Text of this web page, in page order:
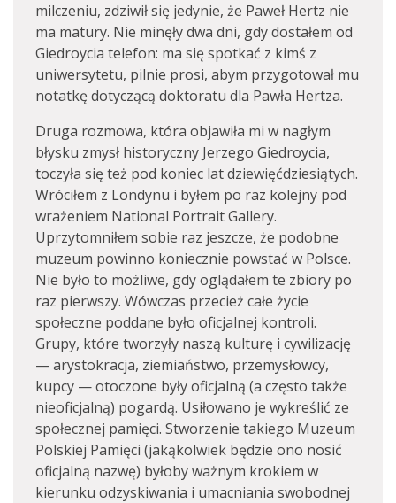
milczeniu, zdziwił się jedynie, że Paweł Hertz nie
ma matury. Nie minęły dwa dni, gdy dostałem od
Giedroycia telefon: ma się spotkać z kimś z
uniwersytetu, pilnie prosi, abym przygotował mu
notatkę dotyczącą doktoratu dla Pawła Hertza.
Druga rozmowa, która objawiła mi w nagłym
błysku zmysł historyczny Jerzego Giedroycia,
toczyła się też pod koniec lat dziewięćdziesiątych.
Wróciłem z Londynu i byłem po raz kolejny pod
wrażeniem National Portrait Gallery.
Uprzytomniłem sobie raz jeszcze, że podobne
muzeum powinno koniecznie powstać w Polsce.
Nie było to możliwe, gdy oglądałem te zbiory po
raz pierwszy. Wówczas przecież całe życie
społeczne poddane było oficjalnej kontroli.
Grupy, które tworzyły naszą kulturę i cywilizację
— arystokracja, ziemiaństwo, przemysłowcy,
kupcy — otoczone były oficjalną (a często także
nieoficjalną) pogardą. Usiłowano je wykreślić ze
społecznej pamięci. Stworzenie takiego Muzeum
Polskiej Pamięci (jakąkolwiek będzie ono nosić
oficjalną nazwę) byłoby ważnym krokiem w
kierunku odzyskiwania i umacniania swobodnej